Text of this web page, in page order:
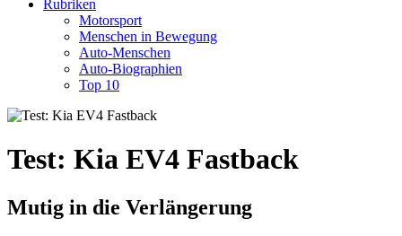
Rubriken
Motorsport
Menschen in Bewegung
Auto-Menschen
Auto-Biographien
Top 10
Test: Kia EV4 Fastback
Mutig in die Verlängerung